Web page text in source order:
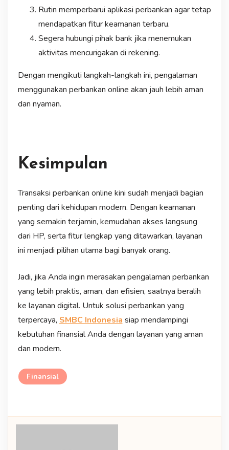
Rutin memperbarui aplikasi perbankan agar tetap
mendapatkan fitur keamanan terbaru.
Segera hubungi pihak bank jika menemukan
aktivitas mencurigakan di rekening.
Dengan mengikuti langkah-langkah ini, pengalaman
menggunakan perbankan online akan jauh lebih aman
dan nyaman.
Kesimpulan
Transaksi perbankan online kini sudah menjadi bagian
penting dari kehidupan modern. Dengan keamanan
yang semakin terjamin, kemudahan akses langsung
dari HP, serta fitur lengkap yang ditawarkan, layanan
ini menjadi pilihan utama bagi banyak orang.
Jadi, jika Anda ingin merasakan pengalaman perbankan
yang lebih praktis, aman, dan efisien, saatnya beralih
ke layanan digital. Untuk solusi perbankan yang
terpercaya, SMBC Indonesia siap mendampingi
kebutuhan finansial Anda dengan layanan yang aman
dan modern.
Finansial